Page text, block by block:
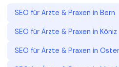
SEO für Ärzte & Praxen in Bern
SEO für Ärzte & Praxen in Köniz
SEO für Ärzte & Praxen in